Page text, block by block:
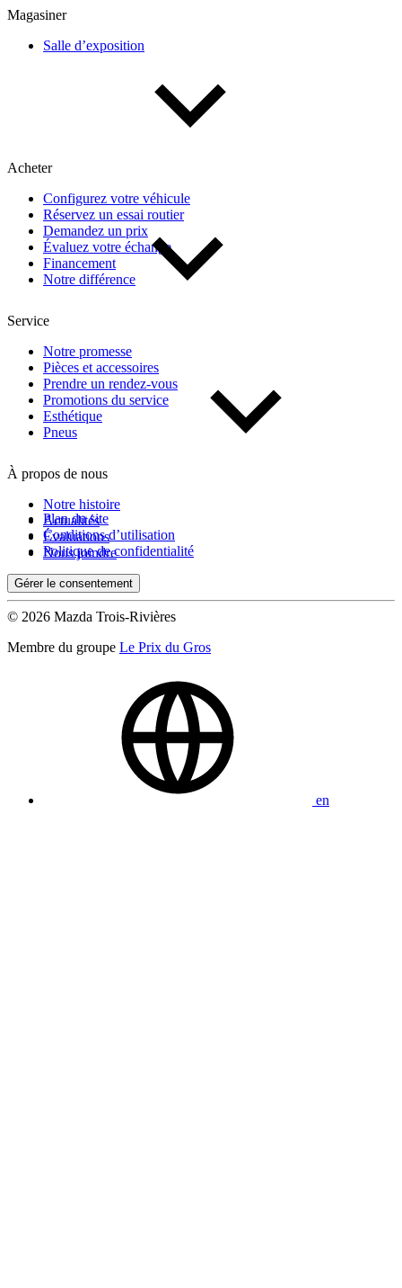
Magasiner
Salle d’exposition
Acheter
Configurez votre véhicule
Réservez un essai routier
Demandez un prix
Évaluez votre échange
Financement
Notre différence
Service
Notre promesse
Pièces et accessoires
Prendre un rendez-vous
Promotions du service
Esthétique
Pneus
À propos de nous
Notre histoire
Actualités
Évaluations
Nous joindre
Plan du site
Conditions d’utilisation
Politique de confidentialité
Gérer le consentement
© 2026 Mazda Trois-Rivières
Membre du groupe Le Prix du Gros
en